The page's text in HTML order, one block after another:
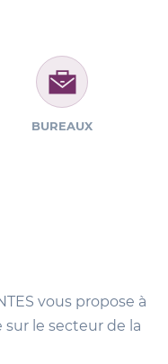
BUREAUX
vous propose à
sur le secteur de la